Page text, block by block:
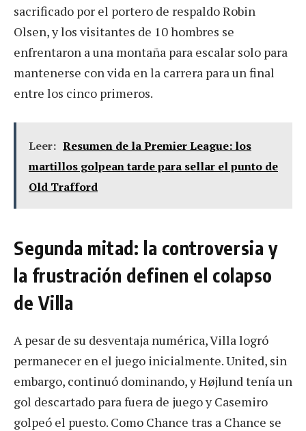
sacrificado por el portero de respaldo Robin
Olsen, y los visitantes de 10 hombres se
enfrentaron a una montaña para escalar solo para
mantenerse con vida en la carrera para un final
entre los cinco primeros.
Leer: Resumen de la Premier League: los
martillos golpean tarde para sellar el punto de
Old Trafford
Segunda mitad: la controversia y
la frustración definen el colapso
de Villa
A pesar de su desventaja numérica, Villa logró
permanecer en el juego inicialmente. United, sin
embargo, continuó dominando, y Højlund tenía un
gol descartado para fuera de juego y Casemiro
golpeó el puesto. Como Chance tras a Chance se